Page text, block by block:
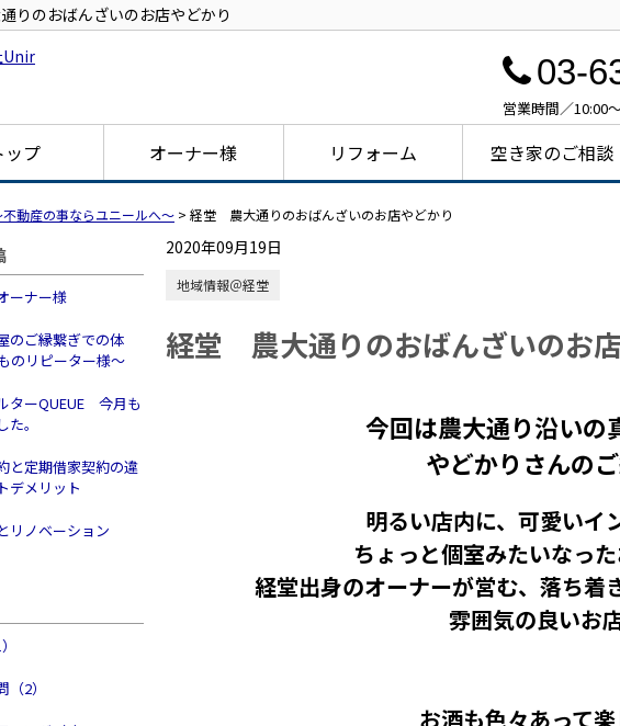
りのおばんざいのお店やどかり
03-
営業時間／
ップ オーナー様 リフォーム 空き家のご相談
動産の事ならユニールへ～ > 経堂 農大通りのおばんざいのお店やどかり
ーナー様
ご縁繋ぎでの体
のリピーター様～
ターQUEUE 今月も
。
と定期借家契約の違
デメリット
リノベーション
2）
2020年09月19日
地域情報＠経堂
経堂 農大通りのおばんざいのお
今回は農大通り沿いの
やどかりさんの
明るい店内に、可愛いイ
ちょっと個室みたいなった
経堂出身のオーナーが営む、落ち着
雰囲気の良い
お酒も色々あって楽